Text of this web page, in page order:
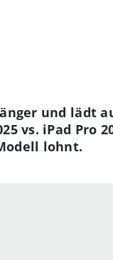
und lädt
vs. iPad Pro
lohnt.